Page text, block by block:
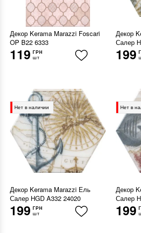
Декор Kerama Marazzi Foscari
OP B22 6333
119 ГРН
шт
Декор
Салер
199
Нет в наличии
Декор Kerama Marazzi Ель
Салер HGD A332 24020
199 ГРН
шт
Нет в
Декор
Салер
199